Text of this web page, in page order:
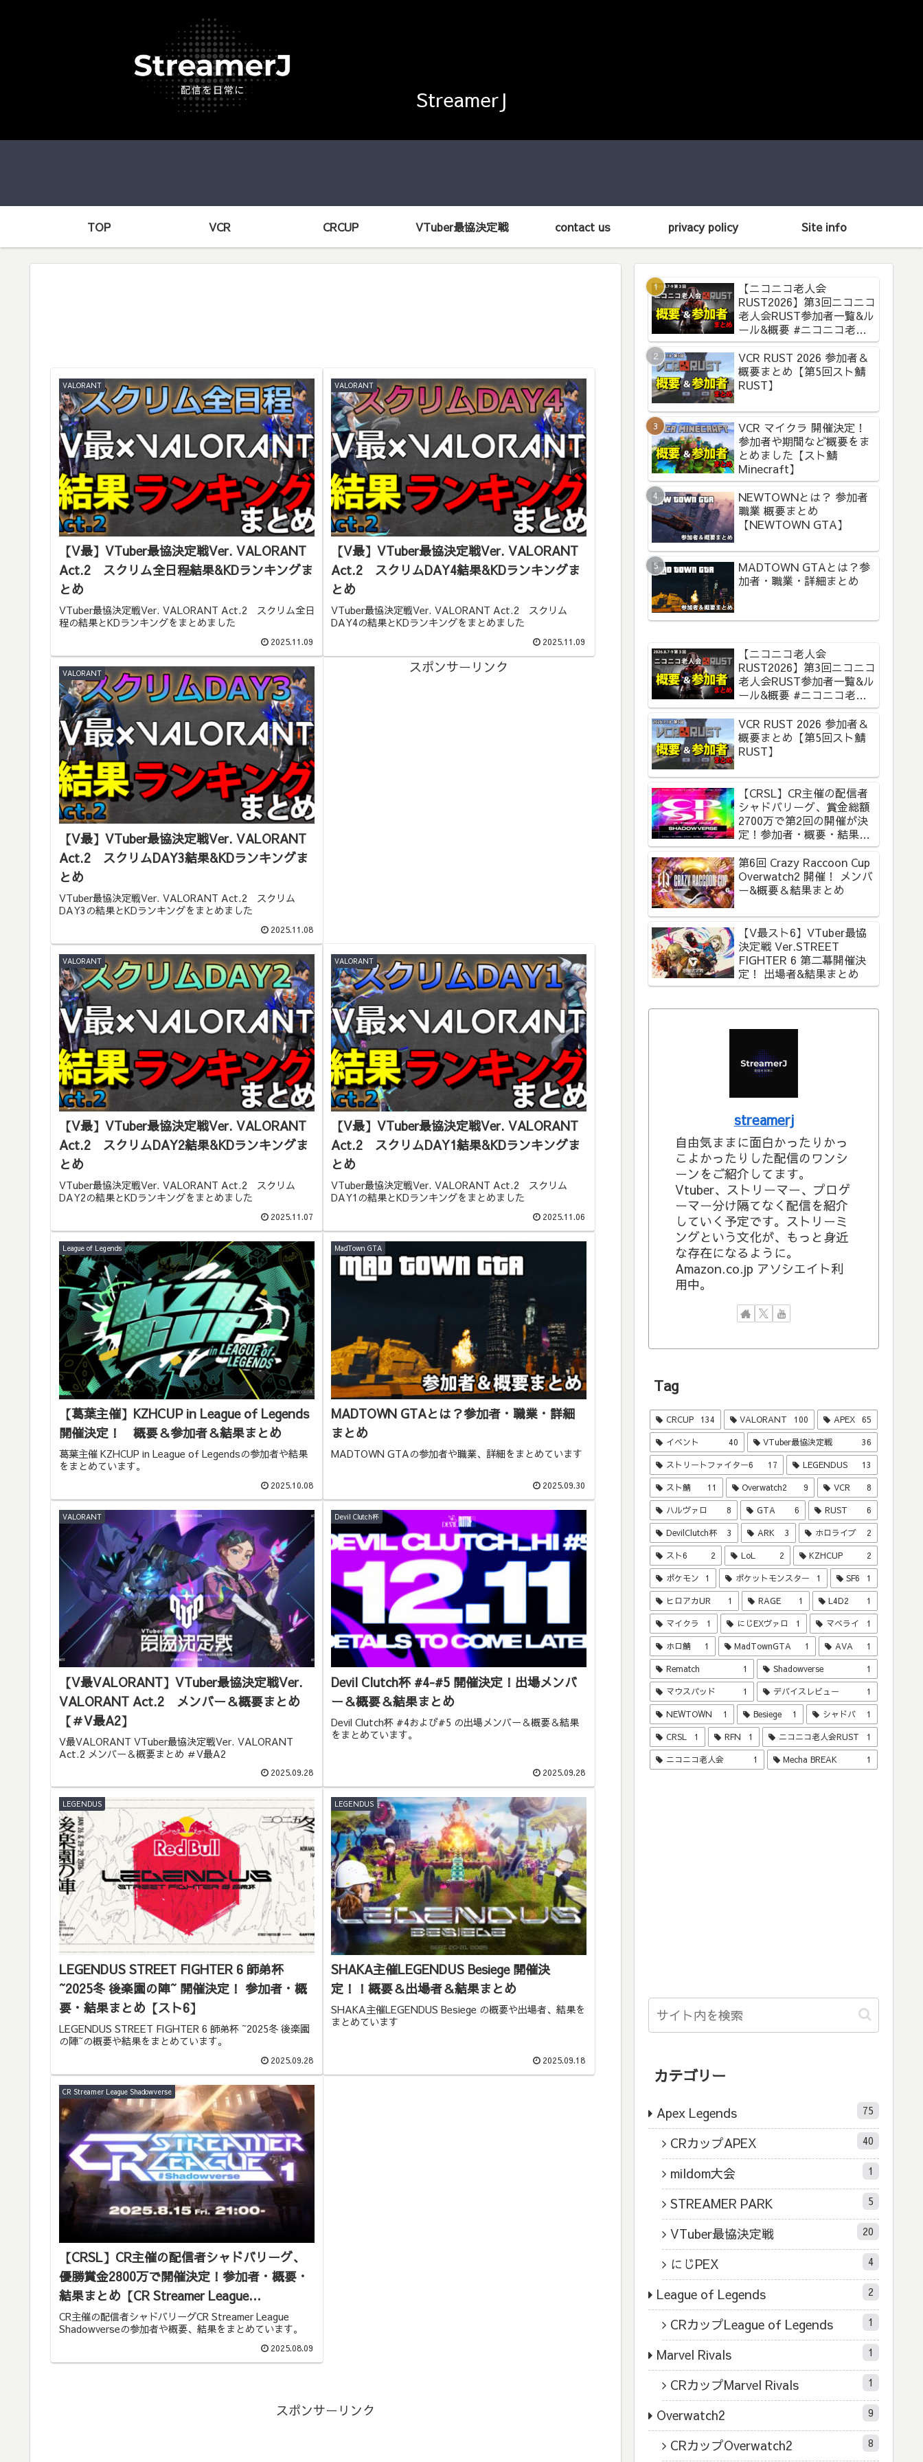
StreamerJ
TOP VCR CRCUP VTuber最協決定戦 contact us privacy policy Site info
VALORANT
【V最】VTuber最協決定戦Ver. VALORANT
Act.2 スクリム全日程結果&KDランキングま
とめ
VTuber最協決定戦Ver. VALORANT Act.2 スクリム全日
程の結果とKDランキングをまとめました
2025.11.09
VALORANT
【V最】VTuber最協決定戦Ver. VALORANT
Act.2 スクリムDAY4結果&KDランキングま
とめ
VTuber最協決定戦Ver. VALORANT Act.2 スクリム
DAY4の結果とKDランキングをまとめました
2025.11.09
VALORANT
【V最】VTuber最協決定戦Ver. VALORANT
Act.2 スクリムDAY3結果&KDランキングま
とめ
VTuber最協決定戦Ver. VALORANT Act.2 スクリム
DAY3の結果とKDランキングをまとめました
2025.11.08
スポンサーリンク
VALORANT
【V最】VTuber最協決定戦Ver. VALORANT
Act.2 スクリムDAY2結果&KDランキングま
とめ
VTuber最協決定戦Ver. VALORANT Act.2 スクリム
DAY2の結果とKDランキングをまとめました
2025.11.07
VALORANT
【V最】VTuber最協決定戦Ver. VALORANT
Act.2 スクリムDAY1結果&KDランキングま
とめ
VTuber最協決定戦Ver. VALORANT Act.2 スクリム
DAY1の結果とKDランキングをまとめました
2025.11.06
League of Legends
【葛葉主催】KZHCUP in League of Legends
開催決定！ 概要＆参加者＆結果まとめ
葛葉主催 KZHCUP in League of Legendsの参加者や結果
をまとめています。
2025.10.08
MadTown GTA
MADTOWN GTAとは？参加者・職業・詳細
まとめ
MADTOWN GTAの参加者や職業、詳細をまとめています
2025.09.30
VALORANT
【V最VALORANT】VTuber最協決定戦Ver.
VALORANT Act.2 メンバー＆概要まとめ
【＃V最A2】
V最VALORANT VTuber最協決定戦Ver. VALORANT
Act.2 メンバー＆概要まとめ ＃V最A2
2025.09.28
Devil Clutch杯
Devil Clutch杯 #4-#5 開催決定！出場メンバ
ー＆概要＆結果まとめ
Devil Clutch杯 #4および#5 の出場メンバー＆概要＆結果
をまとめています。
2025.09.28
LEGENDUS
LEGENDUS STREET FIGHTER 6 師弟杯
~2025冬 後楽園の陣~ 開催決定！ 参加者・概
要・結果まとめ【スト6】
LEGENDUS STREET FIGHTER 6 師弟杯 ~2025冬 後楽園
の陣~の概要や結果をまとめています。
2025.09.28
LEGENDUS
SHAKA主催LEGENDUS Besiege 開催決
定！！概要＆出場者＆結果まとめ
SHAKA主催LEGENDUS Besiege の概要や出場者、結果を
まとめています
2025.09.18
CR Streamer League Shadowverse
【CRSL】CR主催の配信者シャドバリーグ、
優勝賞金2800万で開催決定！参加者・概要・
結果まとめ【CR Streamer League
Shadowverse】
CR主催の配信者シャドバリーグCR Streamer League
Shadowverseの参加者や概要、結果をまとめています。
2025.08.09
スポンサーリンク
【ニコニコ老人会
RUST2026】第3回ニコニコ
老人会RUST参加者一覧&ル
ール&概要 #ニコニコ老人
会RUST
VCR RUST 2026 参加者＆
概要まとめ【第5回スト鯖
RUST】
VCR マイクラ 開催決定！
参加者や期間など概要をま
とめました【スト鯖
Minecraft】
NEWTOWNとは？ 参加者
職業 概要まとめ
【NEWTOWN GTA】
MADTOWN GTAとは？参
加者・職業・詳細まとめ
【ニコニコ老人会
RUST2026】第3回ニコニコ
老人会RUST参加者一覧&ル
ール&概要 #ニコニコ老人
会RUST
VCR RUST 2026 参加者＆
概要まとめ【第5回スト鯖
RUST】
【CRSL】CR主催の配信者
シャドバリーグ、賞金総額
2700万で第2回の開催が決
定！参加者・概要・結果ま
とめ【CR Streamer
League Shadowverse】
第6回 Crazy Raccoon Cup
Overwatch2 開催！ メンバ
ー&概要＆結果まとめ
【V最スト6】VTuber最協
決定戦 Ver.STREET
FIGHTER 6 第二幕開催決
定！ 出場者&結果まとめ
streamerj
自由気ままに面白かったりかっ
こよかったりした配信のワンシ
ーンをご紹介してます。
Vtuber、ストリーマー、プロゲ
ーマー分け隔てなく配信を紹介
していく予定です。ストリーミ
ングという文化が、もっと身近
な存在になるように。
Amazon.co.jp アソシエイト利
用中。
Tag
CRCUP 134 VALORANT 100 APEX 65
イベント 40 VTuber最協決定戦 36
ストリートファイター6 17 LEGENDUS 13
スト鯖 11 Overwatch2 9 VCR 8
ハルヴァロ 8 GTA 6 RUST 6
DevilClutch杯 3 ARK 3 ホロライブ 2
スト6 2 LoL 2 KZHCUP 2
ポケモン 1 ポケットモンスター 1 SF6 1
ヒロアカUR 1 RAGE 1 L4D2 1
マイクラ 1 にじEXヴァロ 1 マベライ 1
ホロ鯖 1 MadTownGTA 1 AVA 1
Rematch 1 Shadowverse 1
マウスパッド 1 デバイスレビュー 1
NEWTOWN 1 Besiege 1 シャドバ 1
CRSL 1 RFN 1 ニコニコ老人会RUST 1
ニコニコ老人会 1 Mecha BREAK 1
カテゴリー
Apex Legends 75
CRカップAPEX 40
mildom大会 1
STREAMER PARK 5
VTuber最協決定戦 20
にじPEX 4
League of Legends 2
CRカップLeague of Legends 1
Marvel Rivals 1
CRカップMarvel Rivals 1
Overwatch2 9
CRカップOverwatch2 8